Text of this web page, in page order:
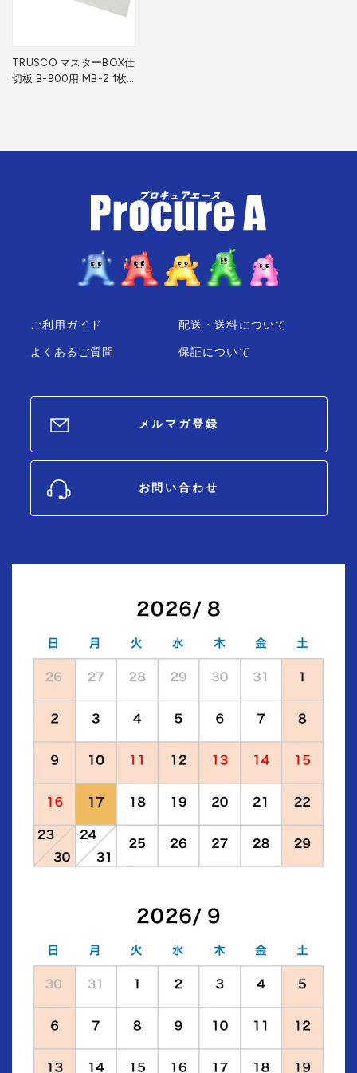
TRUSCO マスターBOX仕
切板 B-900用 MB-2 1枚
ご利用ガイド
よくあるご質問
配送・送料について
保証について
メルマガ登録
お問い合わせ